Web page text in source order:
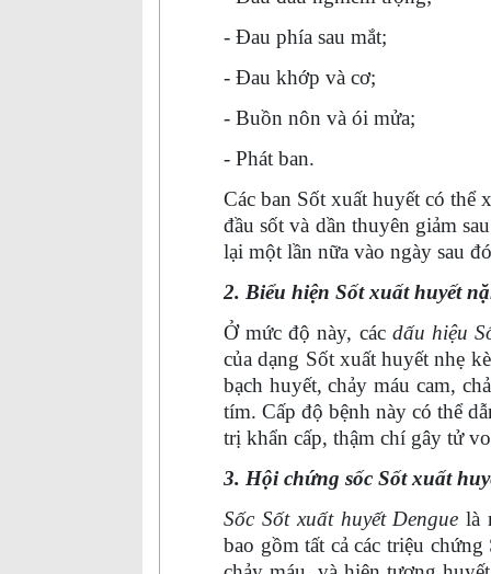
- Đau phía sau mắt;
- Đau khớp và cơ;
- Buồn nôn và ói mửa;
- Phát ban.
Các ban Sốt xuất huyết có thể
đầu sốt và dần thuyên giảm
lại một lần nữa vào ngày sau
2. Biểu hiện Sốt xuất huyết
Ở mức độ này, các dấu hiệu
của dạng Sốt xuất huyết nhẹ
bạch huyết, chảy máu cam,
tím. Cấp độ bệnh này có thể
trị khẩn cấp, thậm chí gây tử
3. Hội chứng sốc Sốt xuất
Sốc Sốt xuất huyết Dengue là
bao gồm tất cả các triệu